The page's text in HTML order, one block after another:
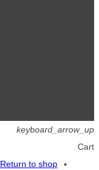
keyboard_arrow_up
Cart
Return to shop